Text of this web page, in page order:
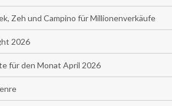
Zeh und Campino für Millionenverkäufe
2026
für den Monat April 2026